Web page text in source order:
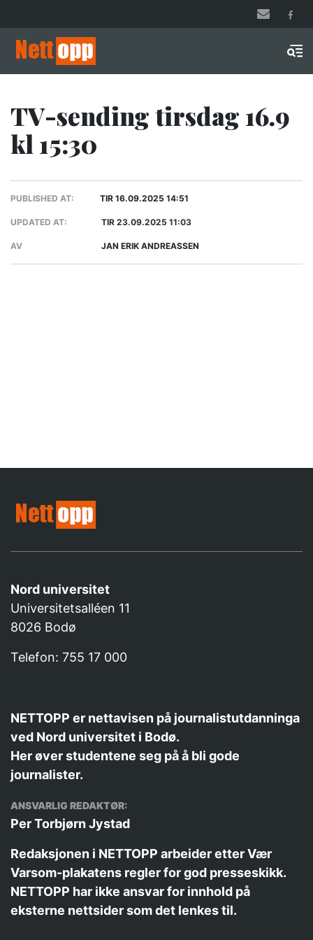
til
hovedinnhold
TV-sending tirsdag 16.9
kl 15:30
PUBLISHED AT: TIR 16.09.2025 14:51
UPDATED AT: TIR 23.09.2025 11:03
AV JAN ERIK ANDREASSEN
Nord universitet
Universitetsalléen 11
8026 Bodø
Telefon: 755 17 000
NETTOPP er nettavisen på journalistutdanninga
ved Nord universitet i Bodø.
Her øver studentene seg på å bli gode
journalister.
ANSVARLIG REDAKTØR:
Per Torbjørn Jystad
Redaksjonen i NETTOPP arbeider etterVær
Varsom-plakatens regler for god presseskikk.
NETTOPP har ikke ansvar for innhold på
eksterne nettsider som det lenkes til.